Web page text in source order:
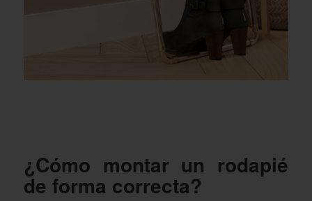
¿Cómo montar un rodapié
de forma correcta?